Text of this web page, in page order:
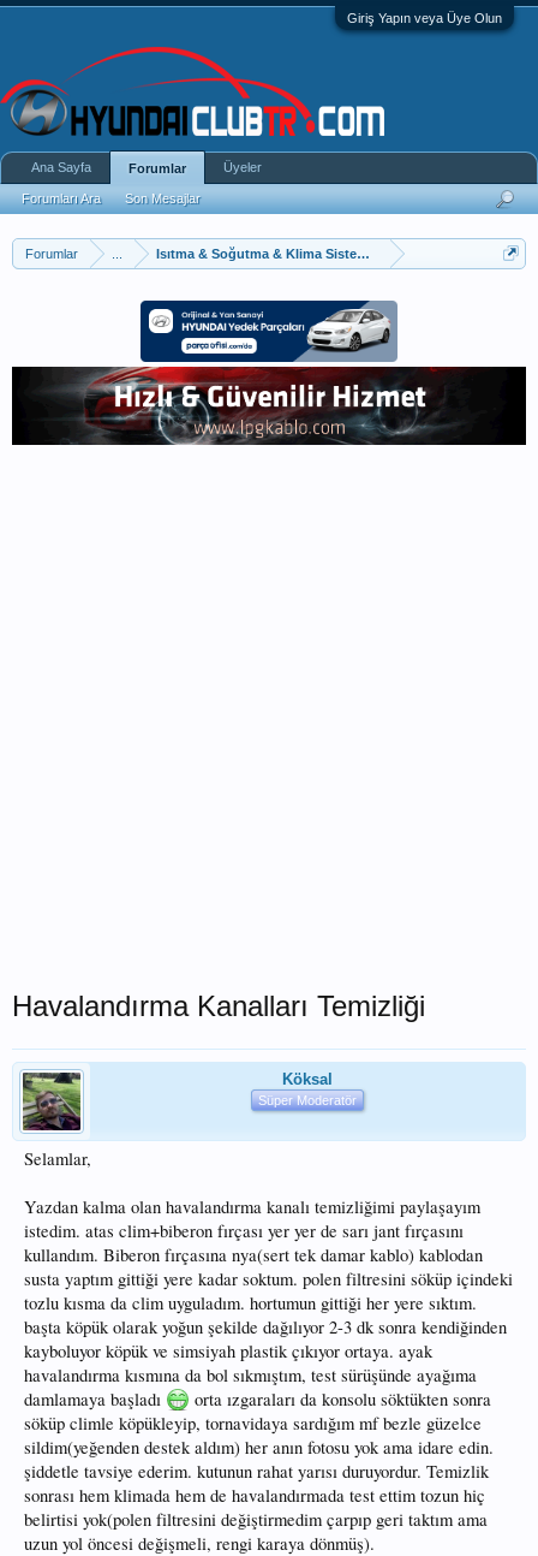
Giriş Yapın veya Üye Olun
Forumlar Isıtma & Soğutma & Klima Sistemleri Sorunları Ve Ç
Havalandırma Kanalları Temizliği
Köksal
Süper Moderatör
Selamlar,
Yazdan kalma olan havalandırma kanalı temizliğimi paylaşayım
istedim. atas clim+biberon fırçası yer yer de sarı jant fırçasını
kullandım. Biberon fırçasına nya(sert tek damar kablo) kablodan
susta yaptım gittiği yere kadar soktum. polen filtresini söküp içindeki
tozlu kısma da clim uyguladım. hortumun gittiği her yere sıktım.
başta köpük olarak yoğun şekilde dağılıyor 2-3 dk sonra kendiğinden
kayboluyor köpük ve simsiyah plastik çıkıyor ortaya. ayak
havalandırma kısmına da bol sıkmıştım, test sürüşünde ayağıma
damlamaya başladı
orta ızgaraları da konsolu söktükten sonra
söküp climle köpükleyip, tornavidaya sardığım mf bezle güzelce
sildim(yeğenden destek aldım) her anın fotosu yok ama idare edin.
şiddetle tavsiye ederim. kutunun rahat yarısı duruyordur. Temizlik
sonrası hem klimada hem de havalandırmada test ettim tozun hiç
belirtisi yok(polen filtresini değiştirmedim çarpıp geri taktım ama
uzun yol öncesi değişmeli, rengi karaya dönmüş).
Ana Sayfa Forumlar
Forumları Ara Son Mesajlar
Üyeler